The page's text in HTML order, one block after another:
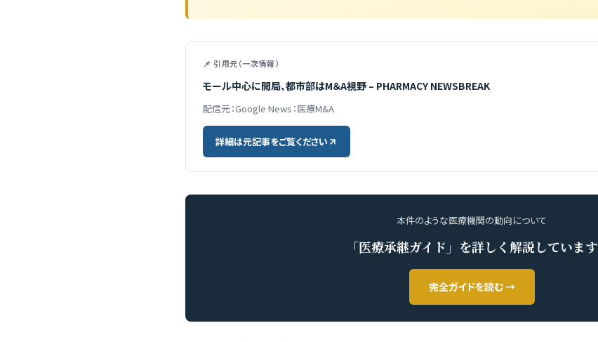
📌 引用元（一次情報）
モール中心に開局、都市部はM＆A視野 – PHARMACY NEWSBREAK
配信元：Google News：医療M&A
詳細は元記事をご覧ください
本件のような医療機関の動向について
「医療承継ガイド」を詳しく解説しています
完全ガイドを読む →